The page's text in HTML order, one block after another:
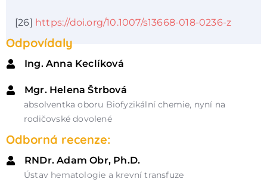
[26] https://doi.org/10.1007/s13668-018-0236-z
Odpovídaly
Ing. Anna Keclíková
Mgr. Helena Štrbová
absolventka oboru Biofyzikální chemie, nyní na
rodičovské dovolené
Odborná recenze:
RNDr. Adam Obr, Ph.D.
Ústav hematologie a krevní transfuze